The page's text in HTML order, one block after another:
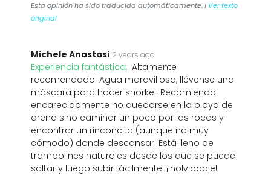
Esta opinión ha sido traducida automáticamente. | Ver texto
original
Michele Anastasi 2 years ago
Experiencia fantástica: ¡Altamente
recomendado! Agua maravillosa, llévense una
máscara para hacer snorkel. Recomiendo
encarecidamente no quedarse en la playa de
arena sino caminar un poco por las rocas y
encontrar un rinconcito (aunque no muy
cómodo) donde descansar. Está lleno de
trampolines naturales desde los que se puede
saltar y luego subir fácilmente. ¡Inolvidable!